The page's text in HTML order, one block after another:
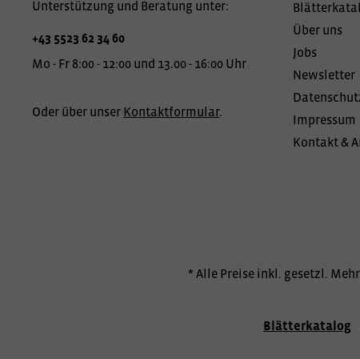
Unterstützung und Beratung unter:
+43 5523 62 34 60
Mo - Fr 8:00 - 12:00 und 13.00 - 16:00 Uhr
Oder über unser Kontaktformular.
Über uns
Jobs
Newsletter
Impressum
Kontakt &
* Alle Preise inkl. gesetzl.
Blätterkatalog